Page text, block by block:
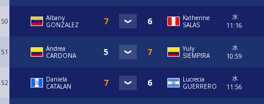
50
Albany
GONZALEZ
Katherine
SALAS
水
11:16
51
Andrea
CARDONA
Yuly
SIEMPIRA
水
10:59
52
Daniela
CATALAN
Lucrecia
GUERRERO
水
11:56